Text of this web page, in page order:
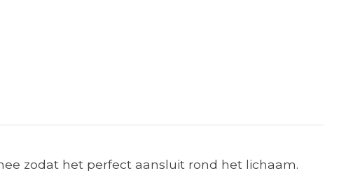
zodat het perfect aansluit rond het lichaam.